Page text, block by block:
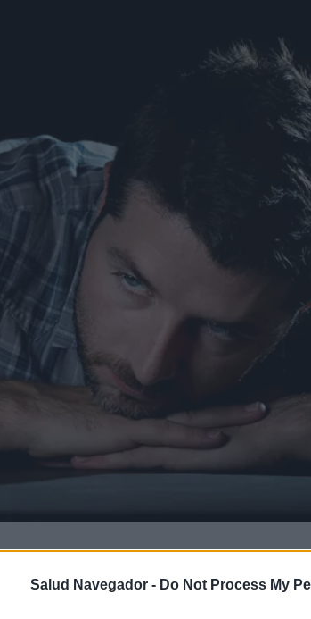
Salud Navegador - Do Not Process My
tiene una serie de consecuencias